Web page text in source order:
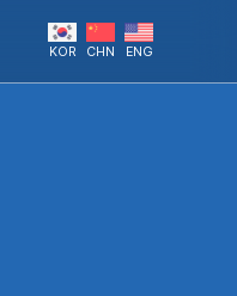
KOR CHN ENG